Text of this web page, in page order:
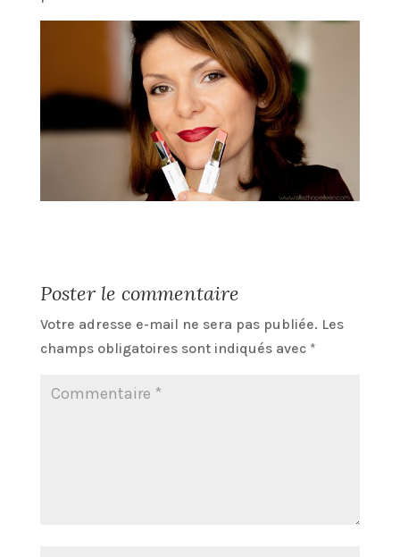
Poster le commentaire
Votre adresse e-mail ne sera pas publiée. Les
champs obligatoires sont indiqués avec *